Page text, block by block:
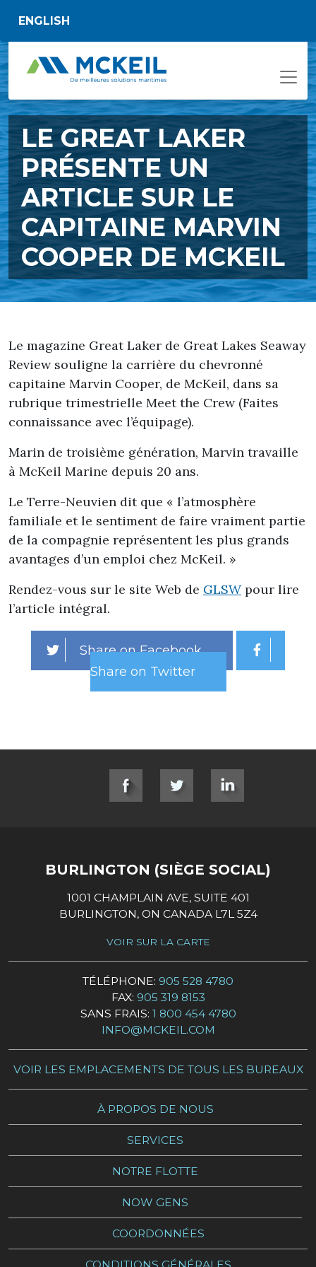
ENGLISH
LE GREAT LAKER
PRÉSENTE UN
ARTICLE SUR LE
CAPITAINE MARVIN
COOPER DE MCKEIL
Le magazine Great Laker de Great Lakes Seaway
Review souligne la carrière du chevronné
capitaine Marvin Cooper, de McKeil, dans sa
rubrique trimestrielle Meet the Crew (Faites
connaissance avec l’équipage).
Marin de troisième génération, Marvin travaille
à McKeil Marine depuis 20 ans.
Le Terre-Neuvien dit que « l’atmosphère
familiale et le sentiment de faire vraiment partie
de la compagnie représentent les plus grands
avantages d’un emploi chez McKeil. »
Rendez-vous sur le site Web de GLSWpour lire
l’article intégral.
Share on Facebook
Share on Twitter
SOCIAL LINKS
BURLINGTON (SIÈGE SOCIAL)
1001 CHAMPLAIN AVE, SUITE 401
BURLINGTON, ON CANADA L7L 5Z4
VOIR SUR LA CARTE
TÉLÉPHONE: 905 528 4780
FAX: 905 319 8153
SANS FRAIS: 1 800 454 4780
INFO@MCKEIL.COM
VOIR LES EMPLACEMENTS DE TOUS LES BUREAUX
À PROPOS DE NOUS
SERVICES
NOTRE FLOTTE
NOW GENS
COORDONNÉES